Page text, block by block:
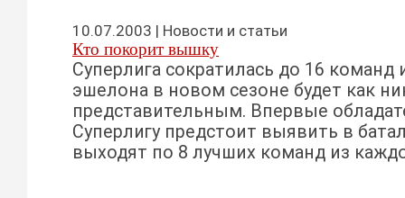
10.07.2003 | Новости и статьи
Кто покорит вышку
Суперлига сократилась до 16 команд
эшелона в новом сезоне будет как
представительным. Впервые
Суперлигу предстоит выявить в
выходят по 8 лучших команд из